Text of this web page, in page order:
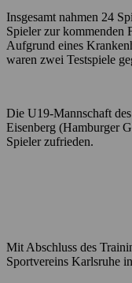
Insgesamt nahmen 24
Spieler zur kommenden
Aufgrund eines
waren zwei Testspiele
Die U19-Mannschaft
Eisenberg (Hamburger
Spieler zufrieden.
Mit Abschluss des
Sportvereins Karlsruhe